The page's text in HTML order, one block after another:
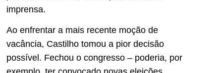
imprensa.
Ao enfrentar a mais recente moção de
vacância, Castilho tomou a pior decisão
possível. Fechou o congresso – poderia, por